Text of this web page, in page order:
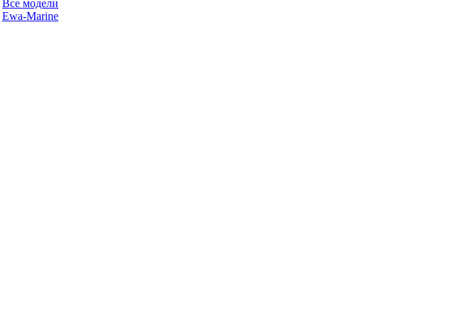
Все модели
Ewa-Marine